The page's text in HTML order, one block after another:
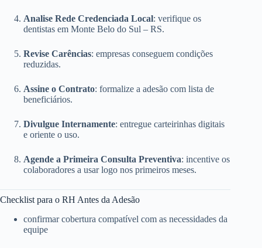
Analise Rede Credenciada Local: verifique os
dentistas em Monte Belo do Sul – RS.
Revise Carências: empresas conseguem condições
reduzidas.
Assine o Contrato: formalize a adesão com lista de
beneficiários.
Divulgue Internamente: entregue carteirinhas digitais
e oriente o uso.
Agende a Primeira Consulta Preventiva: incentive os
colaboradores a usar logo nos primeiros meses.
Checklist para o RH Antes da Adesão
confirmar cobertura compatível com as necessidades da
equipe